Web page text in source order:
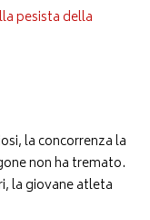
pesista della
la concorrenza la
non ha tremato.
la giovane atleta